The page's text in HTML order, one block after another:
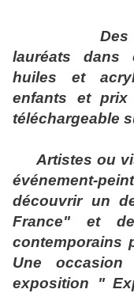
Des prix
lauréats dans
huiles et
enfants et
téléchargeable
Artistes ou
événement-
découvrir un
France" et
contemporains
Une
exposition "